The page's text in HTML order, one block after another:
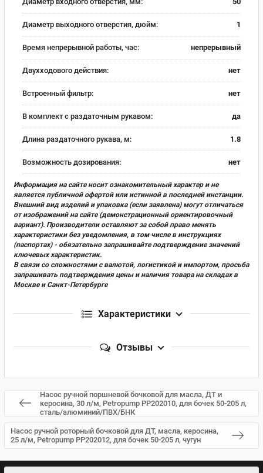
Диаметр выходного отверстия, дюйм: 1
Время непрерывной работы, час: непрерывный
Двухходового действия: нет
Встроенный фильтр: нет
В комплект с раздаточным рукавом: да
Длина раздаточного рукава, м: 1.8
Возможность дозирования: нет
Информация на сайте носит ознакомительный характер и не
является публичной офертой или истинной в последней инстанции.
Внешний вид изделий и упаковка (если заявлена) могут отличаться
от изображений на сайте (демонстрационный ориентировочный
вариант). Производители оставляют за собой право менять
характеристики без уведомления, в том числе в инструкциях
(паспортах) - обязательно запрашивайте подтверждение значений
ключевых характеристик.
В связи со сложностями с валютой, логистикой и импортом, просьба
запрашивать подтверждения цены и наличия товара на складах в
Москве и Санкт-Петербурге
Характеристики
Отзывы
Насос ручной поршневой бочковой для масла, ДТ и
керосина, 30 л/м, Petropump PP202010, для бочек 50-205 л,
сталь/алюминий/ПВХ/БНК
Насос ручной роторный бочковой для ДТ, масла, керосина,
25 л/м, Petropump PP202012, для бочек 50-205 л, чугун